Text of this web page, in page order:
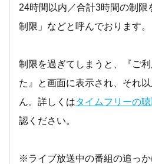
24時間以内／合計3時間の制限
制限」などと呼んでおります。
制限を過ぎてしまうと、『ご
た』と画面に表示され、それ
ん。詳しくはタイムフリーの
認ください。
※ライブ放送中の番組の追っ